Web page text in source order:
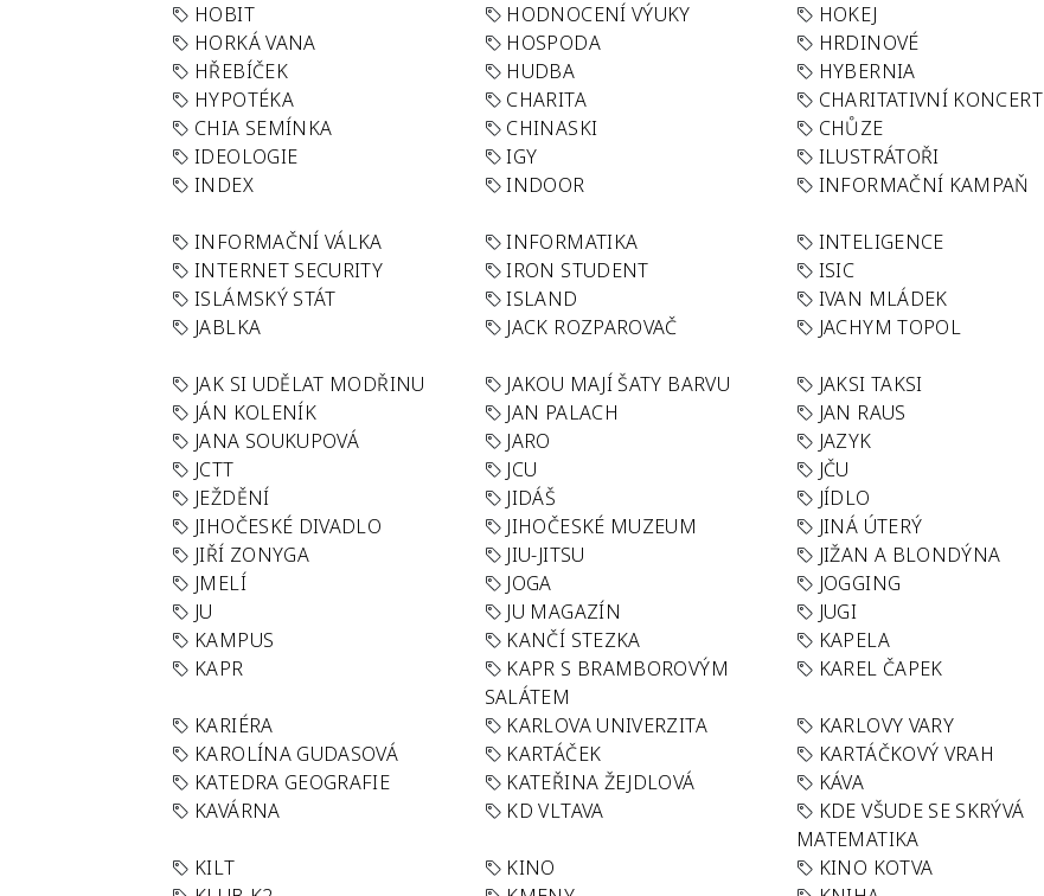
HOBIT
HODNOCENÍ VÝUKY HOKEJ
HORKÁ VANA
HOSPODA HRDINOVÉ
HŘEBÍČEK
HUDBA HYBERNIA
HYPOTÉKA
CHARITA CHARITATIVNÍ KONCERT
CHIA SEMÍNKA
CHINASKI CHŮZE
IDEOLOGIE
IGY ILUSTRÁTOŘI
INDEX
INDOOR INFORMAČNÍ KAMPAŇ
INFORMAČNÍ VÁLKA
INFORMATIKA INTELIGENCE
INTERNET SECURITY
IRON STUDENT ISIC
ISLÁMSKÝ STÁT
ISLAND IVAN MLÁDEK
JABLKA
JACK ROZPAROVAČ JACHYM TOPOL
JAK SI UDĚLAT MODŘINU
JAKOU MAJÍ ŠATY BARVU JAKSI TAKSI
JÁN KOLENÍK
JAN PALACH JAN RAUS
JANA SOUKUPOVÁ
JARO JAZYK
JCTT
JCU JČU
JEŽDĚNÍ
JIDÁŠ JÍDLO
JIHOČESKÉ DIVADLO
JIHOČESKÉ MUZEUM JINÁ ÚTERÝ
JIŘÍ ZONYGA
JIU-JITSU JIŽAN A BLONDÝNA
JMELÍ
JOGA JOGGING
JU
JU MAGAZÍN JUGI
KAMPUS
KANČÍ STEZKA KAPELA
KAPR
KAPR S BRAMBOROVÝM
SALÁTEM
KAREL ČAPEK
KARIÉRA KARLOVA UNIVERZITA KARLOVY VARY
KAROLÍNA GUDASOVÁ
KARTÁČEK KARTÁČKOVÝ VRAH
KATEDRA GEOGRAFIE
KATEŘINA ŽEJDLOVÁ KÁVA
KAVÁRNA
KD VLTAVA
KDE VŠUDE SE SKRÝVÁ
MATEMATIKA
KILT KINO KINO KOTVA